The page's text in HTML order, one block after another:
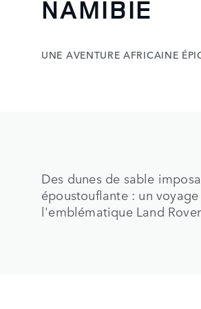
UNE AVENTURE AFRICAINE
Des dunes de sable
époustouflante : un
l'emblématique Land